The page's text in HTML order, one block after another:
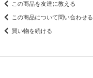
この商品を友達に教える
この商品について問い合わせる
買い物を続ける